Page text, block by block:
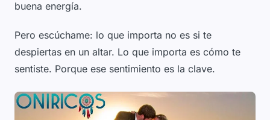
buena energía.
Pero escúchame: lo que importa no es si te
despiertas en un altar. Lo que importa es cómo te
sentiste. Porque ese sentimiento es la clave.